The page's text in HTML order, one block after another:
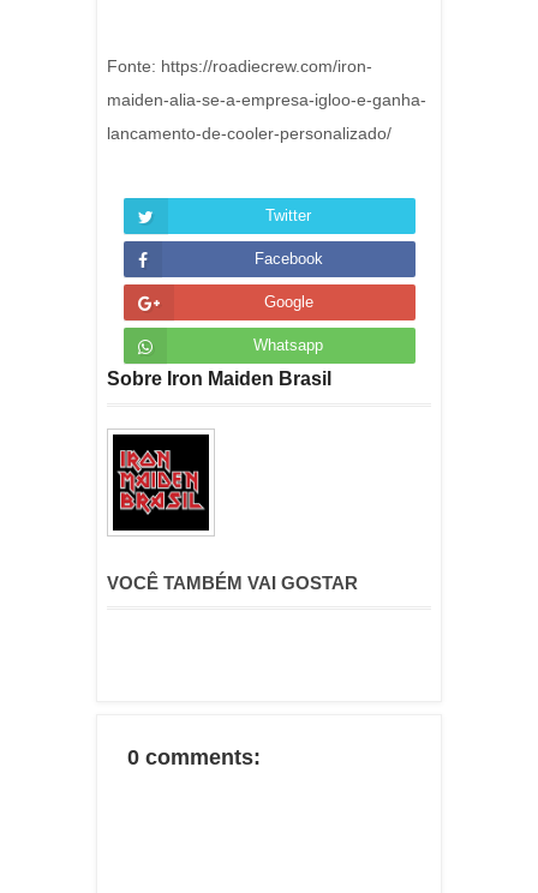
Fonte: https://roadiecrew.com/iron-
maiden-alia-se-a-empresa-igloo-e-ganha-
lancamento-de-cooler-personalizado/
Twitter
Facebook
Google
Whatsapp
Sobre Iron Maiden Brasil
VOCÊ TAMBÉM VAI GOSTAR
0 comments: